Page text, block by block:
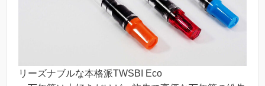
リーズナブルな本格派TWSBI Eco